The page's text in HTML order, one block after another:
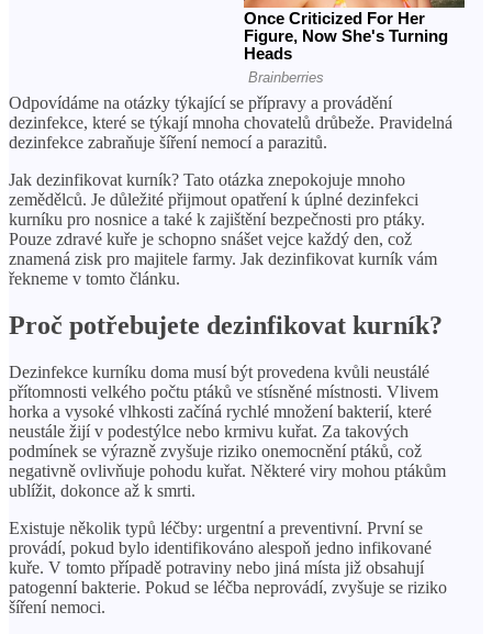
Odpovídáme na otázky týkající se přípravy a provádění
dezinfekce, které se týkají mnoha chovatelů drůbeže. Pravidelná
dezinfekce zabraňuje šíření nemocí a parazitů.
Jak dezinfikovat kurník? Tato otázka znepokojuje mnoho
zemědělců. Je důležité přijmout opatření k úplné dezinfekci
kurníku pro nosnice a také k zajištění bezpečnosti pro ptáky.
Pouze zdravé kuře je schopno snášet vejce každý den, což
znamená zisk pro majitele farmy. Jak dezinfikovat kurník vám
řekneme v tomto článku.
Proč potřebujete dezinfikovat kurník?
Dezinfekce kurníku doma musí být provedena kvůli neustálé
přítomnosti velkého počtu ptáků ve stísněné místnosti. Vlivem
horka a vysoké vlhkosti začíná rychlé množení bakterií, které
neustále žijí v podestýlce nebo krmivu kuřat. Za takových
podmínek se výrazně zvyšuje riziko onemocnění ptáků, což
negativně ovlivňuje pohodu kuřat. Některé viry mohou ptákům
ublížit, dokonce až k smrti.
Existuje několik typů léčby: urgentní a preventivní. První se
provádí, pokud bylo identifikováno alespoň jedno infikované
kuře. V tomto případě potraviny nebo jiná místa již obsahují
patogenní bakterie. Pokud se léčba neprovádí, zvyšuje se riziko
šíření nemoci.